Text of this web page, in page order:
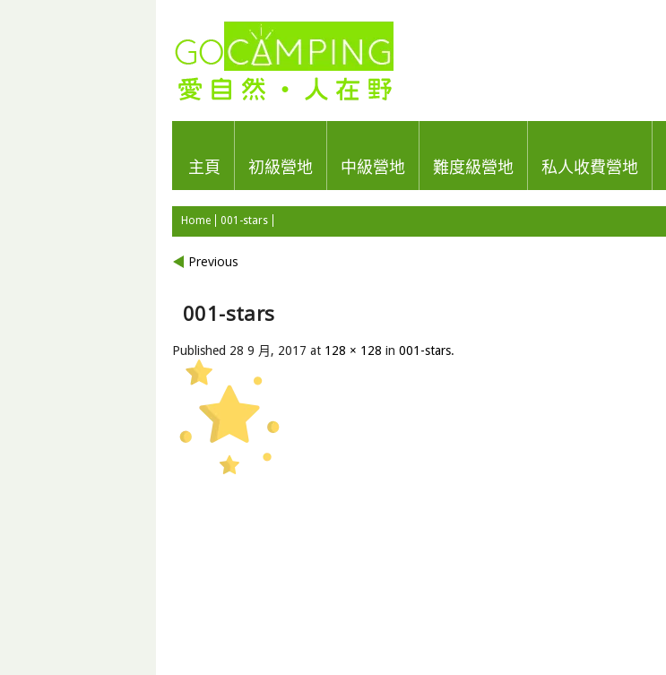
主頁 初級營地 中級營地 難度級營地 私人收費營地
Home 001-stars
Previous
001-stars
Published 28 9 月, 2017 at 128 × 128 in 001-stars.